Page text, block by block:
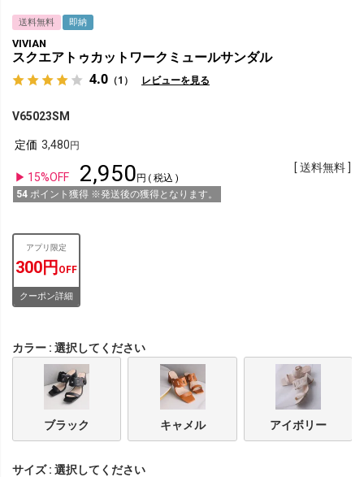
送料無料 即納
VIVIAN
スクエアトゥカットワークミュールサンダル
4.0 （1） レビューを見る
V65023SM
定価 3,480
15%OFF 2,950
税込
54 ポイント獲得 ※発送後の獲得となります。
送料無料
アプリ限定
300円 OFF
クーポン詳細
カラー 選択してください
ブラック キャメル アイボリー
サイズ
選択してください